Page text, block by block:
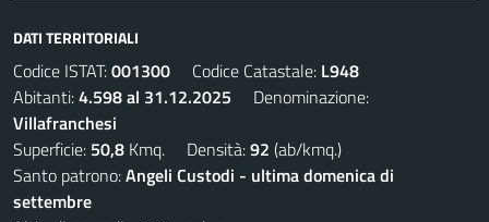
DATI TERRITORIALI
Codice ISTAT:001300 Codice Catastale: L948
Abitanti:4.598 al 31.12.2025 Denominazione:
Villafranchesi
Superficie: 50,8 Kmq. Densità:92 (ab/kmq.)
Santo patrono:Angeli Custodi - ultima domenica di
settembre